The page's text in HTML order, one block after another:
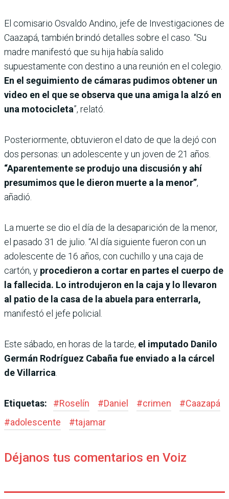
El comisario Osvaldo Andino, jefe de Investigaciones de
Caazapá, también brindó detalles sobre el caso. “Su
madre manifestó que su hija había salido
supuestamente con destino a una reunión en el colegio.
En el seguimiento de cámaras pudimos obtener un
video en el que se observa que una amiga la alzó en
una motocicleta”, relató.
Posteriormente, obtuvieron el dato de que la dejó con
dos personas: un adolescente y un joven de 21 años.
“Aparentemente se produjo una discusión y ahí
presumimos que le dieron muerte a la menor”,
añadió.
La muerte se dio el día de la desaparición de la menor,
el pasado 31 de julio. “Al día siguiente fueron con un
adolescente de 16 años, con cuchillo y una caja de
cartón, y procedieron a cortar en partes el cuerpo de
la fallecida. Lo introdujeron en la caja y lo llevaron
al patio de la casa de la abuela para enterrarla,
manifestó el jefe policial.
Este sábado, en horas de la tarde, el imputado Danilo
Germán Rodríguez Cabaña fue enviado a la cárcel
de Villarrica
Etiquetas: #Roselín #Daniel #crimen #Caazapá
#adolescente #tajamar
Déjanos tus comentarios en Voiz